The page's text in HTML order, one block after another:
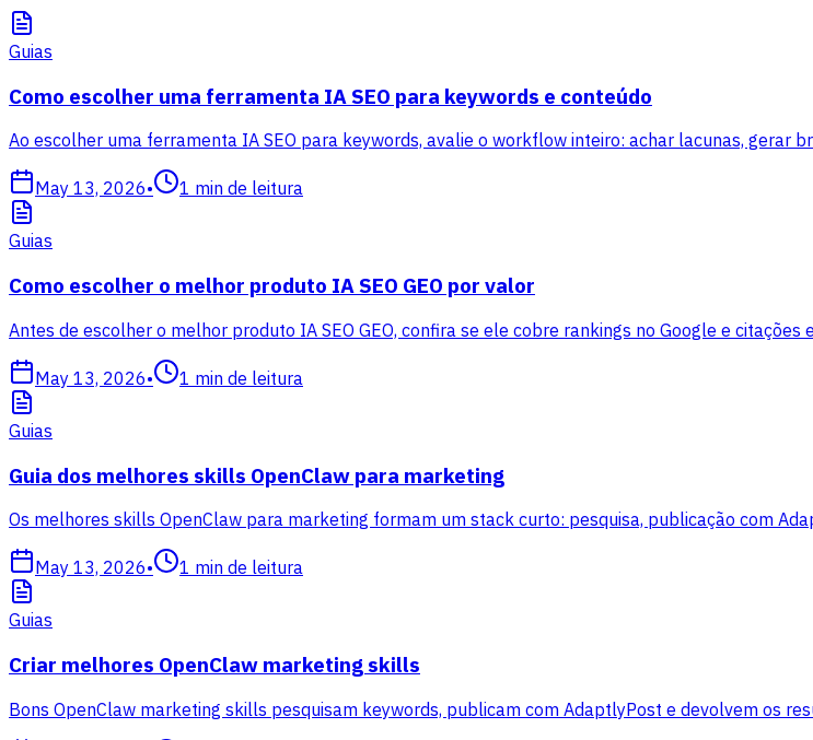
Guias
Como escolher uma ferramenta IA SEO para keywords e conteúdo
Ao escolher uma ferramenta IA SEO para keywords, avalie o workflow inteiro: achar lacunas, gerar
May 13, 2026• 1 min de leitura
Guias
Como escolher o melhor produto IA SEO GEO por valor
Antes de escolher o melhor produto IA SEO GEO, confira se ele cobre rankings no Google e
May 13, 2026• 1 min de leitura
Guias
Guia dos melhores skills OpenClaw para marketing
Os melhores skills OpenClaw para marketing formam um stack curto: pesquisa, publicação com
May 13, 2026• 1 min de leitura
Guias
Criar melhores OpenClaw marketing skills
Bons OpenClaw marketing skills pesquisam keywords, publicam com AdaptlyPost e devolvem os